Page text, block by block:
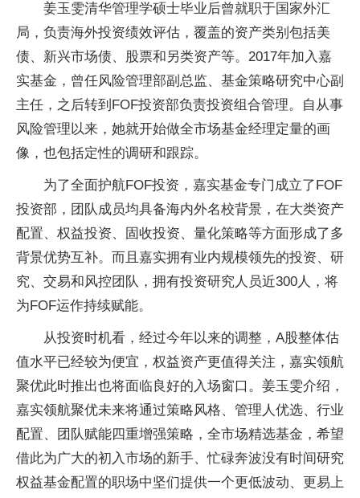
姜玉雯清华管理学硕士毕业后曾就职于国家外汇
局，负责海外投资绩效评估，覆盖的资产类别包括美
债、新兴市场债、股票和另类资产等。2017年加入嘉
实基金，曾任风险管理部副总监、基金策略研究中心副
主任，之后转到FOF投资部负责投资组合管理。自从事
风险管理以来，她就开始做全市场基金经理定量的画
像，也包括定性的调研和跟踪。
为了全面护航FOF投资，嘉实基金专门成立了FOF
投资部，团队成员均具备海内外名校背景，在大类资产
配置、权益投资、固收投资、量化策略等方面形成了多
背景优势互补。而且嘉实拥有业内规模领先的投资、研
究、交易和风控团队，拥有投资研究人员近300人，将
为FOF运作持续赋能。
从投资时机看，经过今年以来的调整，A股整体估
值水平已经较为便宜，权益资产更值得关注，嘉实领航
聚优此时推出也将面临良好的入场窗口。姜玉雯介绍，
嘉实领航聚优未来将通过策略风格、管理人优选、行业
配置、团队赋能四重增强策略，全市场精选基金，希望
借此为广大的初入市场的新手、忙碌奔波没有时间研究
权益基金配置的职场中坚们提供一个更低波动、更易上